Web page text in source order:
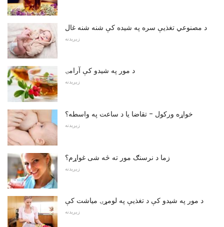
د مصنوعي تغذیې سره په شیده کې شنه شنه غال
زېږېدنه
د مور په شیدو کې آرامۍ
زېږېدنه
خواړه ورکول - تقاضا یا د ساعت په واسطه؟
زېږېدنه
زما د نرسنګ مور ته څه شی غواړم؟
زېږېدنه
د مور په شیدو کې د تغذيې په لومړۍ میاشت کې
زېږېدنه